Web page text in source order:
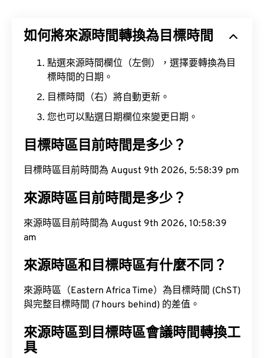
如何將來源時間轉換為目標時間
點選來源時間欄位（左側），選擇要轉換為目
標時間的日期。
目標時間（右）將自動更新。
您也可以點選日期欄位來變更日期。
目標時區目前時間是多少？
目標時區目前時間為 August 9th 2026, 5:58:40 pm
來源時區目前時間是多少？
來源時區目前時間為 August 9th 2026, 10:58:40
am
來源時區和目標時區有什麼不同？
來源時區（Eastern Africa Time）為目標時間 (ChST)
與完整目標時間 (7 hours behind) 的差值。
來源時區到目標時區會議時間轉換工
具